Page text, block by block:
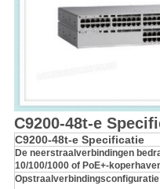
C9200-48t-e
C9200-48t-e Specificatie
De neerstraalverbindingen
10/100/1000 of PoE+-
Opstraalverbindingsconfiguratie